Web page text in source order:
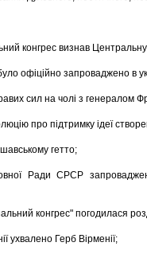
конгрес визнав
офіційно запроваджено в
сил на чолі з генералом
про підтримку ідеї
гетто;
Ради СРСР
конгрес" погодилася
ухвалено Герб Вірменії;